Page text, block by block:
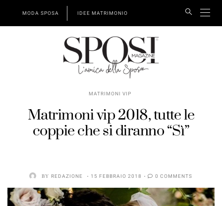
MODA SPOSA IDEE MATRIMONIO
MATRIMONI VIP
Matrimoni vip 2018, tutte le
coppie che si diranno “Sì”
BY REDAZIONE 15 FEBBRAIO 2018 0 COMMENTS